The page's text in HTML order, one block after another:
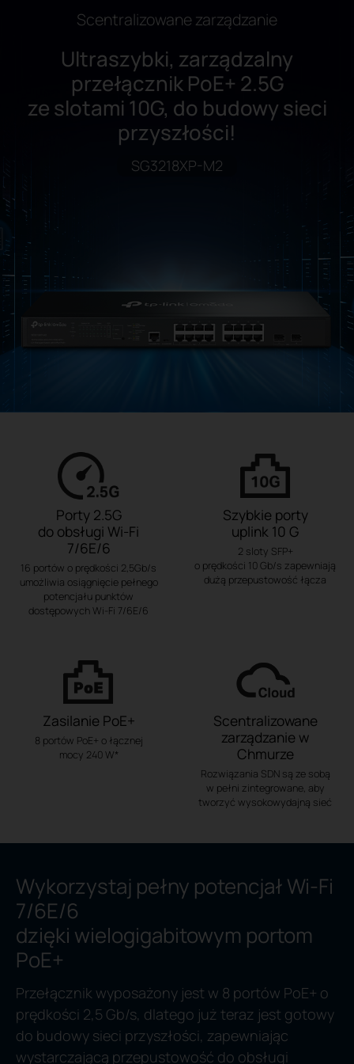
Scentralizowane zarządzanie
Ultraszybki, zarządzalny
przełącznik PoE+ 2.5G
ze slotami 10G, do budowy sieci
przyszłości!
SG3218XP-M2
Porty 2.5G
do obsługi Wi-Fi
7/6E/6
16 portów o prędkości 2,5Gb/s
umożliwia osiągnięcie pełnego
potencjału punktów
dostępowych Wi-Fi 7/6E/6
Szybkie porty
uplink 10 G
2 sloty SFP+
o prędkości 10 Gb/s zapewniają
dużą przepustowość łącza
Zasilanie PoE+
8 portów PoE+ o łącznej
mocy 240 W*
Scentralizowane
zarządzanie w
Chmurze
Rozwiązania SDN są ze sobą
w pełni zintegrowane, aby
tworzyć wysokowydajną sieć
Wykorzystaj pełny potencjał Wi-Fi
7/6E/6
dzięki wielogigabitowym portom
PoE+
Przełącznik wyposażony jest w 8 portów PoE+ o
prędkości 2,5 Gb/s, dlatego już teraz jest gotowy
do budowy sieci przyszłości, zapewniając
wystarczającą przepustowość do obsługi